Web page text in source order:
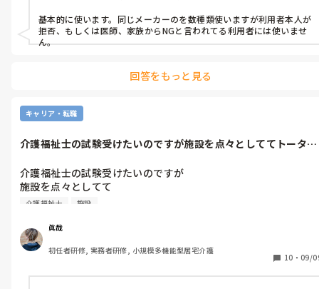
基本的に使います。同じメーカーのを数種類使いますが利用者本人が
拒否、もしくは医師、家族からNGと言われてる利用者には使いませ
ん。
回答をもっと見る
キャリア・転職
介護福祉士の試験受けたいのですが施設を点々としててトータル
介護福祉士の試験受けたいのですが
施設を点々としてて
トータルで３年です。
介護福祉士 施設
眞哉
初任者研修, 実務者研修, 小規模多機能型居宅介護
10 ・ 09/